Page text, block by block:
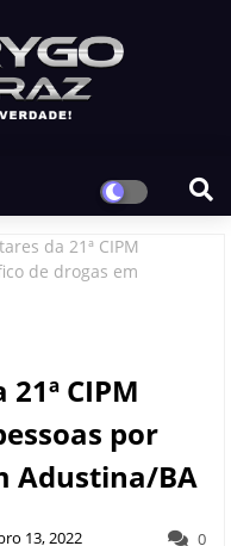
da 21ª CIPM
de drogas em
CIPM
por
Adustina/BA
13, 2022 0